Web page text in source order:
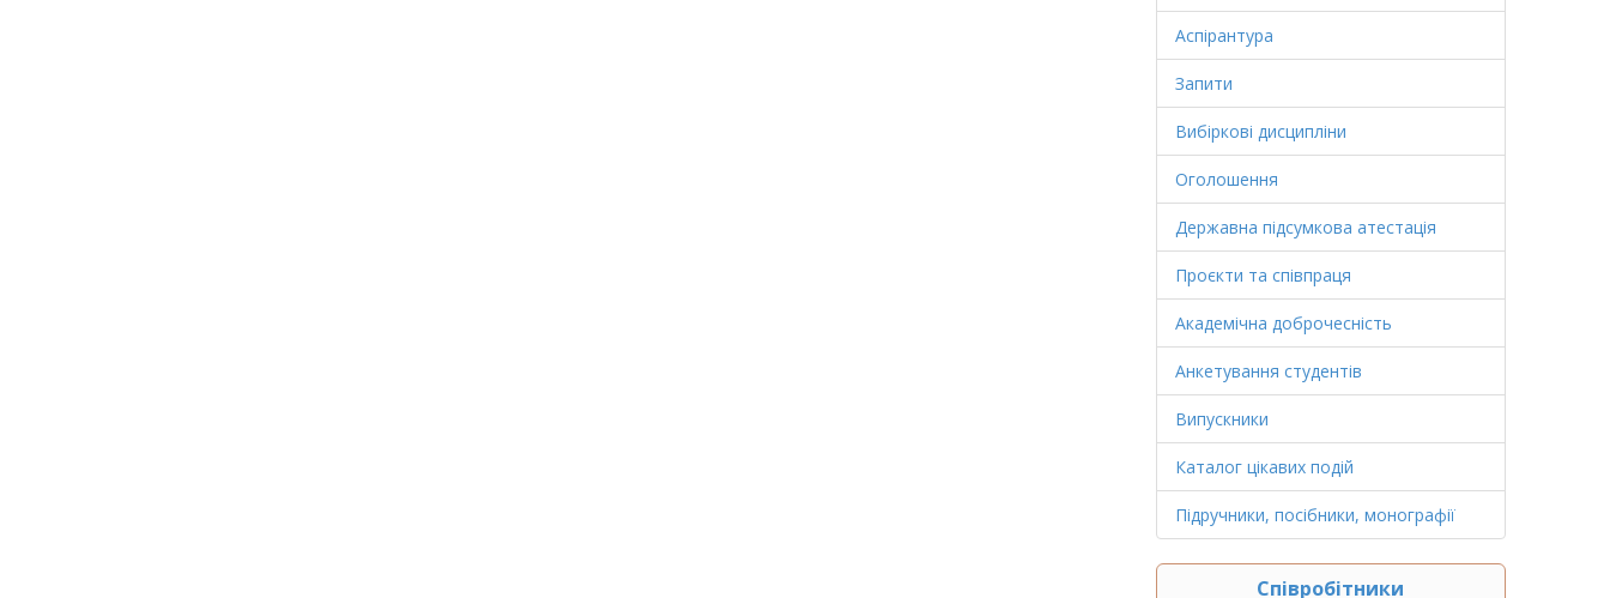
Аспірантура
Запити
Вибіркові дисципліни
Оголошення
Державна підсумкова атестація
Проєкти та співпраця
Академічна доброчесність
Анкетування студентів
Випускники
Каталог цікавих подій
Підручники, посібники, монографії
Співробітники